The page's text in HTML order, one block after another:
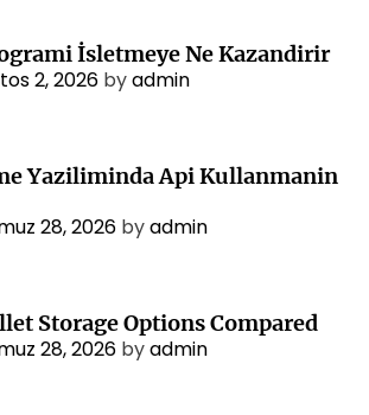
İsletmeye Ne Kazandirir
2, 2026 byadmin
Yaziliminda Api Kullanmanin
28, 2026 byadmin
Storage Options Compared
28, 2026 byadmin